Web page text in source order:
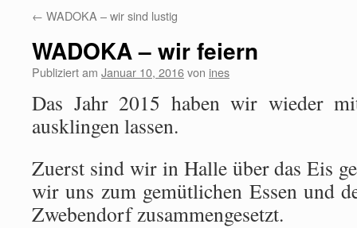
← WADOKA – wir sind lustig
WADOKA – wir feiern
Publiziert am Januar 10, 2016von ines
Das Jahr 2015 haben wir wieder
ausklingen lassen.
Zuerst sind wir in Halle über das Eis
wir uns zum gemütlichen Essen und
Zwebendorf zusammengesetzt.